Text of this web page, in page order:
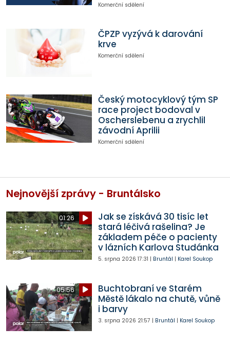
Komerční sdělení
ČPZP vyzývá k darování
krve
Komerční sdělení
Český motocyklový tým SP
race project bodoval v
Oscherslebenu a zrychlil
závodní Aprilii
Komerční sdělení
Nejnovější zprávy - Bruntálsko
01:26
Jak se získává 30 tisíc let
stará léčivá rašelina? Je
základem péče o pacienty
v lázních Karlova Studánka
5. srpna 2026 17:31 | Bruntál | Karel Soukop
05:56
Buchtobraní ve Starém
Městě lákalo na chutě, vůně
i barvy
3. srpna 2026 21:57 | Bruntál | Karel Soukop